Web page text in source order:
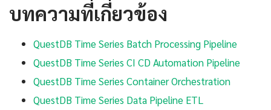
บทความที่เกี่ยวข้อง
QuestDB Time Series Batch Processing Pipeline
QuestDB Time Series CI CD Automation Pipeline
QuestDB Time Series Container Orchestration
QuestDB Time Series Data Pipeline ETL